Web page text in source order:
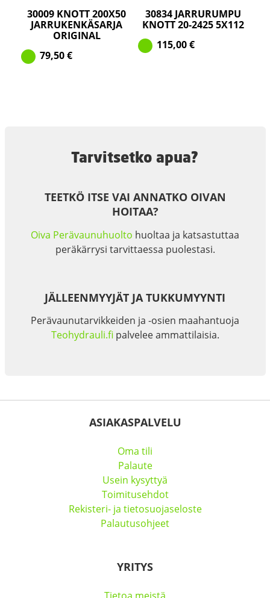
30009 KNOTT 200X50
JARRUKENKÄSARJA
ORIGINAL
79,50€
30834 JARRURUMPU
KNOTT 20-2425 5X112
115,00€
Tarvitsetko apua?
TEETKÖ ITSE VAI ANNATKO OIVAN
HOITAA?
Oiva Perävaunuhuolto huoltaa ja katsastuttaa
peräkärrysi tarvittaessa puolestasi.
JÄLLEENMYYJÄT JA TUKKUMYYNTI
Perävaunutarvikkeiden ja -osien maahantuoja
Teohydrauli.fi palvelee ammattilaisia.
ASIAKASPALVELU
Oma tili
Palaute
Usein kysyttyä
Toimitusehdot
Rekisteri- ja tietosuojaseloste
Palautusohjeet
YRITYS